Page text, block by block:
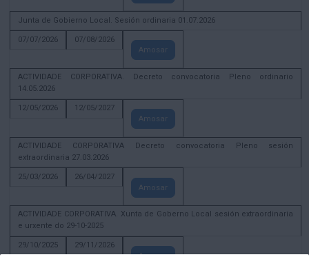
Junta de Gobierno Local. Sesión ordinaria 01.07.2026
07/07/2026
07/08/2026
Amosar
ACTIVIDADE CORPORATIVA. Decreto convocatoria Pleno ordinario
14.05.2026
12/05/2026
12/05/2027
Amosar
ACTIVIDADE CORPORATIVA Decreto convocatoria Pleno sesión
extraordinaria 27.03.2026
25/03/2026
26/04/2027
Amosar
ACTIVIDADE CORPORATIVA. Xunta de Goberno Local sesión extraordinaria
e urxente do 29-10-2025
29/10/2025
29/11/2026
Amosar